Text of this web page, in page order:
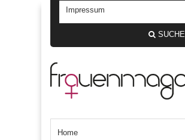
SUCHE